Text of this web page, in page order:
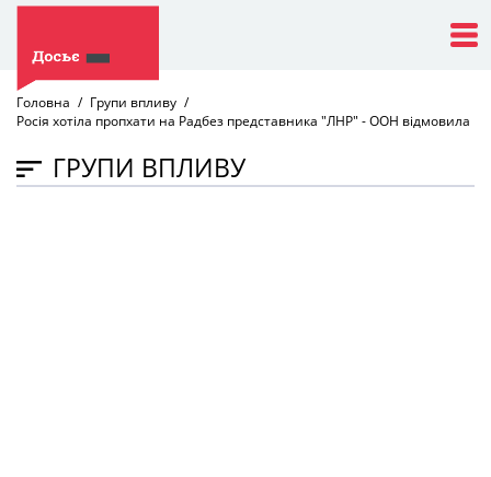
Головна
Групи впливу
Росія хотіла пропхати на Радбез представника "ЛНР" - ООН відмовила
ГРУПИ ВПЛИВУ